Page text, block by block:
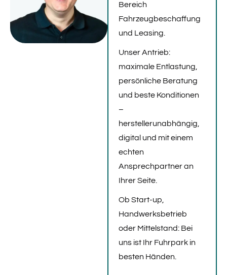
Bereich
Fahrzeugbeschaffung
und Leasing.
Unser Antrieb:
maximale Entlastung,
persönliche Beratung
und beste Konditionen
–
herstellerunabhängig,
digital und mit einem
echten
Ansprechpartner an
Ihrer Seite.
Ob Start-up,
Handwerksbetrieb
oder Mittelstand: Bei
uns ist Ihr Fuhrpark in
besten Händen.